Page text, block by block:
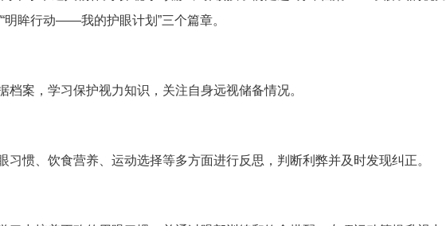
都会收到这本护眼秘籍。